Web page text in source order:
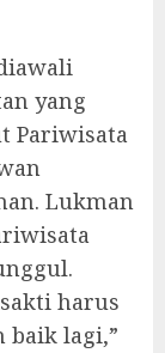
yang
Pariwisata
Lukman
harus
baik lagi,”